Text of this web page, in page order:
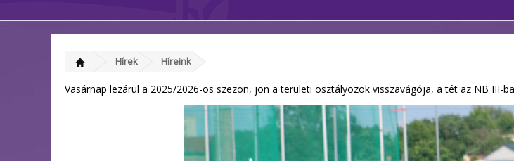
Hírek Híreink
Vasárnap lezárul a 2025/2026-os szezon, jön a területi osztályozok visszavágója, a tét az NB III-